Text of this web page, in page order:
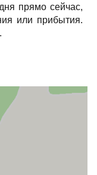
прямо сейчас,
или прибытия.
.